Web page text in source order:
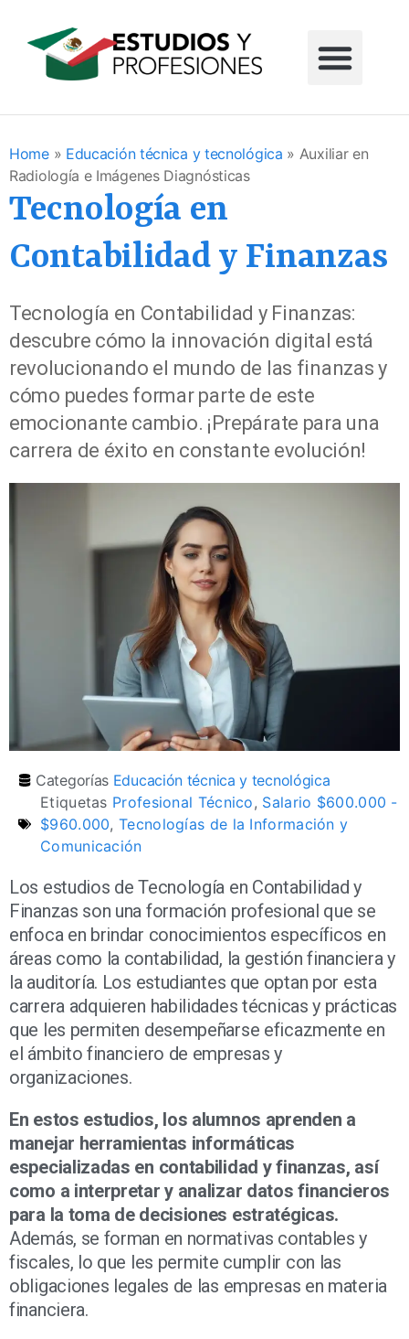
Home» Educación técnica y tecnológica » Auxiliar en
Radiología e Imágenes Diagnósticas
Tecnología en
Contabilidad y Finanzas
Tecnología en Contabilidad y Finanzas:
descubre cómo la innovación digital está
revolucionando el mundo de las finanzas y
cómo puedes formar parte de este
emocionante cambio. ¡Prepárate para una
carrera de éxito en constante evolución!
Categorías Educación técnica y tecnológica
Etiquetas Profesional Técnico, Salario $600.000 -
$960.000,Tecnologías de la Información y
Comunicación
Los estudios de Tecnología en Contabilidad y
Finanzas son una formación profesional que se
enfoca en brindar conocimientos específicos en
áreas como la contabilidad, la gestión financiera y
la auditoría. Los estudiantes que optan por esta
carrera adquieren habilidades técnicas y prácticas
que les permiten desempeñarse eficazmente en
el ámbito financiero de empresas y
organizaciones.
En estos estudios, los alumnos aprenden a
manejar herramientas informáticas
especializadas en contabilidad y finanzas, así
como a interpretar y analizar datos financieros
para la toma de decisiones estratégicas.
Además, se forman en normativas contables y
fiscales, lo que les permite cumplir con las
obligaciones legales de las empresas en materia
financiera.